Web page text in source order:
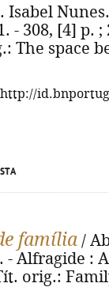
- 308, [4] p.
The space
família /
- Alfragide :
orig.: